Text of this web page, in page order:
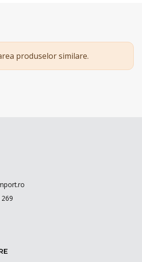
produselor similare.